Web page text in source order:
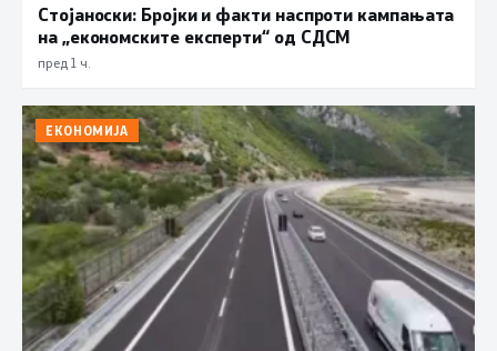
Стојаноски: Бројки и факти наспроти кампањата
на „економските експерти“ од СДСM
пред 1 ч.
ЕКОНОМИЈА